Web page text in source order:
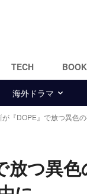
TECH BOOK
海外ドラマ
が『DOPE』で放つ異色
放つ異